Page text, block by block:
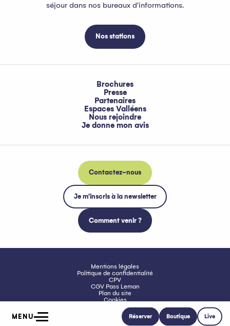
MENU Réserver Boutique Live
séjour dans nos bureaux d'informations.
Nos stations
Brochures
Presse
Partenaires
Espaces Valléens
Nous rejoindre
Je donne mon avis
Contactez-nous
Je m'inscris à la newsletter
Comment venir ?
Mentions légales
Politique de confidentialité
CPV
CGV Pass Leman
Plan du site
Cookies
Accessibilité : non conforme